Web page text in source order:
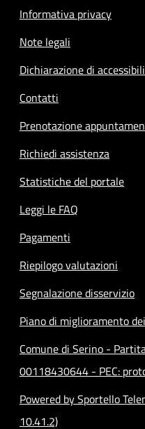
Informativa privacy
Note legali
Dichiarazione di
Contatti
Prenotazione
Richiedi assistenza
Statistiche del portale
Leggi le FAQ
Pagamenti
Riepilogo valutazioni
Segnalazione disservizio
Piano di miglioramento
Comune di Serino -
00118430644 - PEC:
Powered by Sportello
10.41.2)